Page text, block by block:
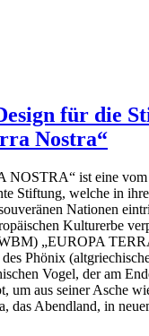
für die
Nostra“
NOSTRA“ ist eine vom
Stiftung, welche in
Nationen
Kulturerbe
„EUROPA
Phönix
Vogel, der am
um aus seiner Asche
das Abendland, in